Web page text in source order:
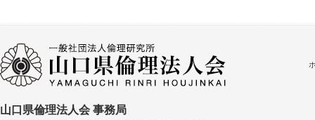
山口県倫理法人会 事務局